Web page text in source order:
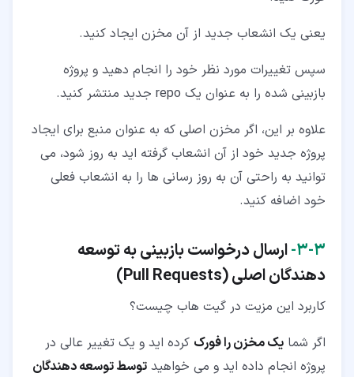
یعنی یک انشعاب جدید از آن مخزن ایجاد کنید.
سپس تغییرات مورد نظر خود را انجام دهید و پروژه
بازبینی شده را به عنوان یک repo جدید منتشر کنید.
علاوه بر این، اگر مخزن اصلی که به عنوان منبع برای ایجاد
پروژه جدید خود از آن انشعاب گرفته اید به روز شود، می
توانید به راحتی آن به روز رسانی ها را به انشعاب فعلی
خود اضافه کنید.
۳‏-‏۳‏-
ارسال درخواست بازبینی به توسعه
دهندگان اصلی (Pull Requests
)
کاربرد این مزیت در گیت هاب چیست؟
اگر شما یک مخزن را فورک کرده اید و یک تغییر عالی در
پروژه انجام داده اید و می خواهید توسط توسعه دهندگان